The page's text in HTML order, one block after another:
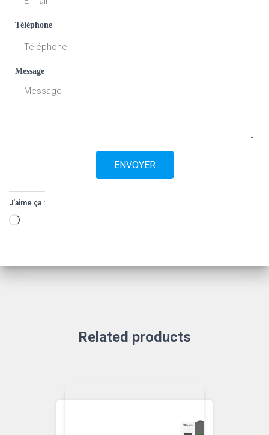
Téléphone
Message
ENVOYER
J’aime ça :
Related products